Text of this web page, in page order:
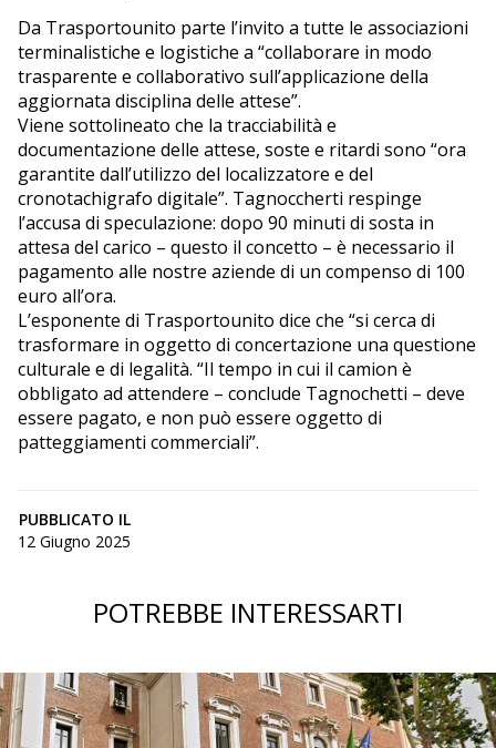
Da Trasportounito parte l’invito a tutte le associazioni
terminalistiche e logistiche a “collaborare in modo
trasparente e collaborativo sull’applicazione della
aggiornata disciplina delle attese”.
Viene sottolineato che la tracciabilità e
documentazione delle attese, soste e ritardi sono “ora
garantite dall’utilizzo del localizzatore e del
cronotachigrafo digitale”. Tagnoccherti respinge
l’accusa di speculazione: dopo 90 minuti di sosta in
attesa del carico – questo il concetto – è necessario il
pagamento alle nostre aziende di un compenso di 100
euro all’ora.
L’esponente di Trasportounito dice che “si cerca di
trasformare in oggetto di concertazione una questione
culturale e di legalità. “Il tempo in cui il camion è
obbligato ad attendere – conclude Tagnochetti – deve
essere pagato, e non può essere oggetto di
patteggiamenti commerciali”.
PUBBLICATO IL
12 Giugno 2025
POTREBBE INTERESSARTI